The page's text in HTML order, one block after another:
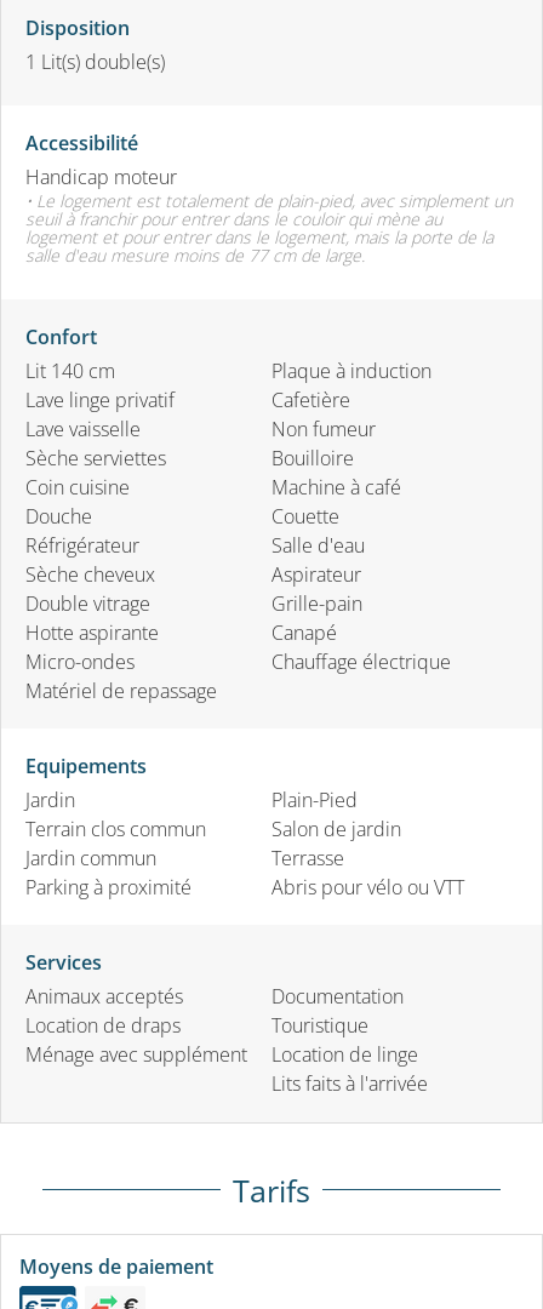
Disposition
1 Lit(s) double(s)
Accessibilité
Handicap moteur
• Le logement est totalement de plain-pied, avec simplement un
seuil à franchir pour entrer dans le couloir qui mène au
logement et pour entrer dans le logement, mais la porte de la
salle d'eau mesure moins de 77 cm de large.
Confort
Lit 140 cm
Lave linge privatif
Lave vaisselle
Sèche serviettes
Coin cuisine
Douche
Réfrigérateur
Sèche cheveux
Double vitrage
Hotte aspirante
Micro-ondes
Matériel de repassage
Plaque à induction
Cafetière
Non fumeur
Bouilloire
Machine à café
Couette
Salle d'eau
Aspirateur
Grille-pain
Canapé
Chauffage électrique
Equipements
Jardin
Terrain clos commun
Jardin commun
Parking à proximité
Plain-Pied
Salon de jardin
Terrasse
Abris pour vélo ou VTT
Services
Animaux acceptés
Location de draps
Ménage avec supplément
Documentation
Touristique
Location de linge
Lits faits à l'arrivée
Tarifs
Moyens de paiement